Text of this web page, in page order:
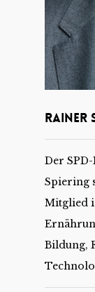
Rainer
Der
Spiering
Mitglied
Bildung,